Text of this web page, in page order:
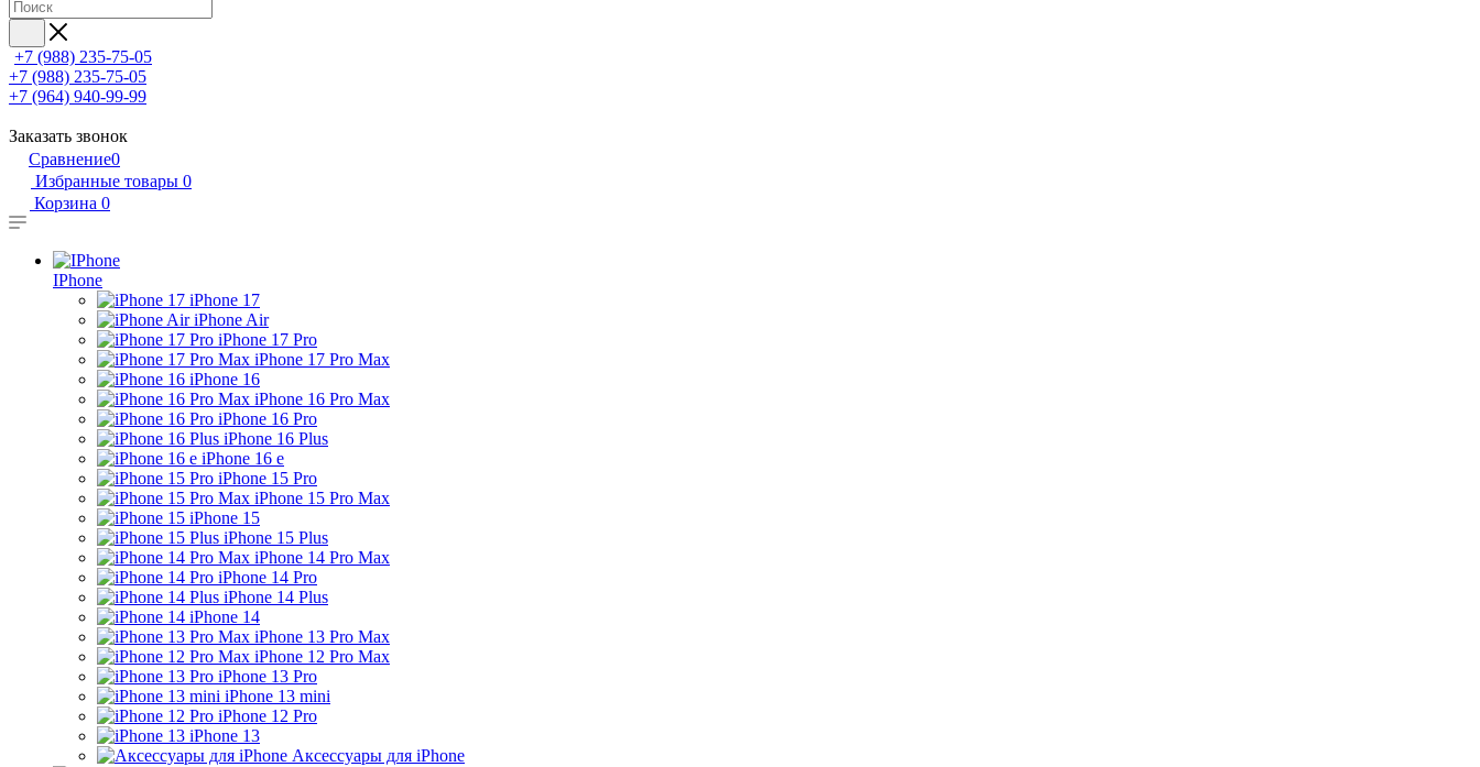
+7 (988) 235-75-05
+7 (988) 235-75-05
+7 (964) 940-99-99
Заказать звонок
Сравнение0
Избранные товары 0
Корзина 0
IPhone
iPhone 17
iPhone Air
iPhone 17 Pro
iPhone 17 Pro Max
iPhone 16
iPhone 16 Pro Max
iPhone 16 Pro
iPhone 16 Plus
iPhone 16 e
iPhone 15 Pro
iPhone 15 Pro Max
iPhone 15
iPhone 15 Plus
iPhone 14 Pro Max
iPhone 14 Pro
iPhone 14 Plus
iPhone 14
iPhone 13 Pro Max
iPhone 12 Pro Max
iPhone 13 Pro
iPhone 13 mini
iPhone 12 Pro
iPhone 13
Аксессуары для iPhone